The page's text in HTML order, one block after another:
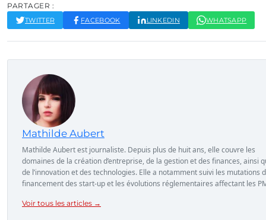
PARTAGER :
TWITTER FACEBOOK LINKEDIN WHATSAPP
Mathilde Aubert
Mathilde Aubert est journaliste. Depuis plus de huit ans, elle couvre les
domaines de la création d’entreprise, de la gestion et des finances, ainsi
de l’innovation et des technologies. Elle a notamment suivi les mutations
financement des start-up et les évolutions réglementaires affectant les
Voir tous les articles →